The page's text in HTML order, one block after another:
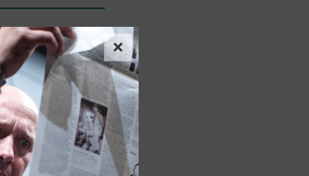
V SEZÓNĚ
Švandova divadla na
Ceny divadelní kritiky
Ravenhilla 2023.
×